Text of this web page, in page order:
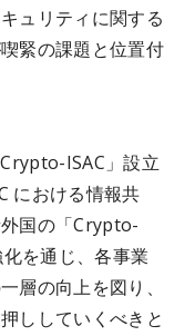
ュリティに関する
緊の課題と位置付
ISAC」設立
における情報共
国の「Crypto-
を通じ、各事業
層の向上を図り、
ししていくべきと